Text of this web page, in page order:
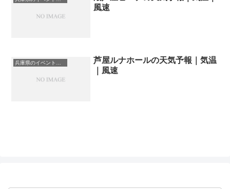
風速
芦屋ルナホールの天気予報｜気温
｜風速